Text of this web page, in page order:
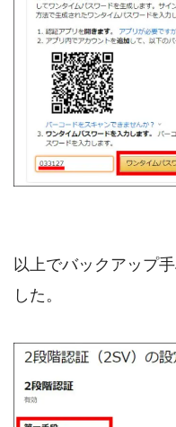
以上でバックアップ
した。